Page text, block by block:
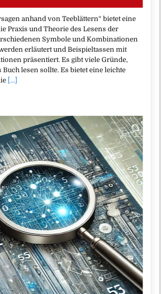
anhand von Teeblättern“ bietet eine
Praxis und Theorie des Lesens der
Symbole und Kombinationen
erläutert und Beispieltassen mit
präsentiert. Es gibt viele Gründe,
lesen sollte. Es bietet eine leichte
[...]